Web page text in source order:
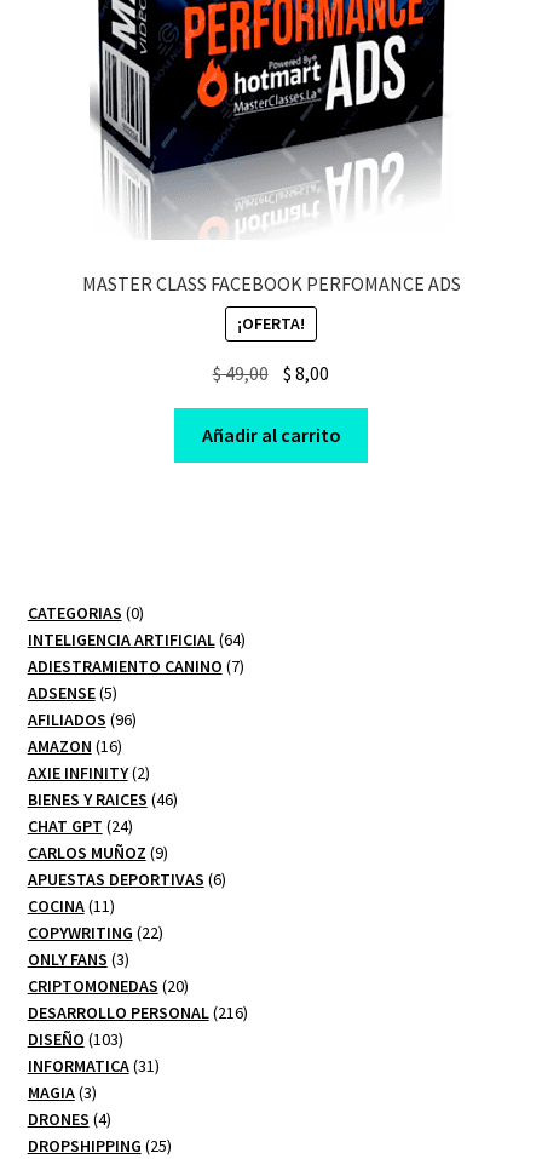
MASTER CLASS FACEBOOK PERFOMANCE ADS
¡OFERTA!
$49,00 Original
price
was:
$ 49,00.
$ 8,00
price
is:
$ 8,00.
Añadir al carrito
CATEGORIAS 00
productos
INTELIGENCIA ARTIFICIAL 6464
productos
ADIESTRAMIENTO CANINO 77
ADSENSE 55
productos
AFILIADOS 9696
AMAZON 1616
productos
AXIE INFINITY 22
productos
BIENES Y RAICES 4646
CHAT GPT 2424
productos
CARLOS MUÑOZ 99
productos
APUESTAS DEPORTIVAS 66
COCINA 1111
productos
COPYWRITING 2222
ONLY FANS 33
productos
CRIPTOMONEDAS 2020
productos
DESARROLLO PERSONAL 216216
DISEÑO 103103
productos
INFORMATICA 3131
MAGIA 33
productos
DRONES 44
productos
DROPSHIPPING 2525